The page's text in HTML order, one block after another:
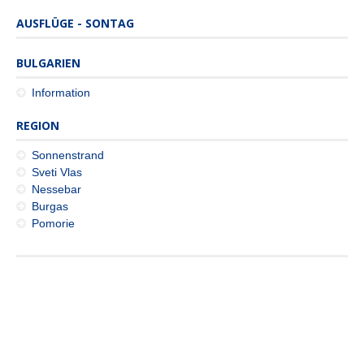
AUSFLÜGE - SONTAG
BULGARIEN
Information
REGION
Sonnenstrand
Sveti Vlas
Nessebar
Burgas
Pomorie